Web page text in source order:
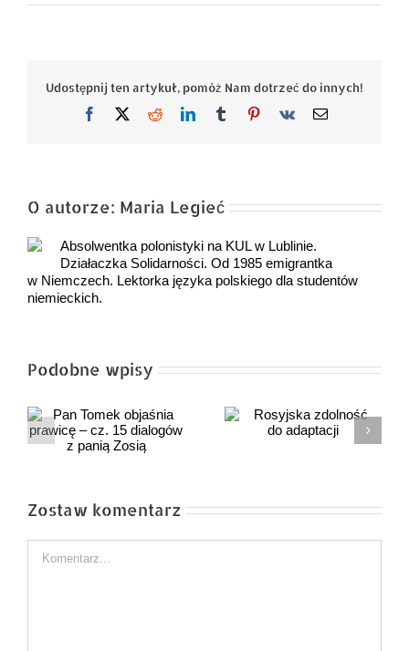
Udostępnij ten artykuł, pomóż Nam dotrzeć do innych!
Facebook
X RedditLinkedInTumblrPinterest
Vk Email
O autorze: Maria Legieć
Absolwentka polonistyki na KUL w Lublinie.
Działaczka Solidarności. Od 1985 emigrantka
w Niemczech. Lektorka języka polskiego dla studentów
niemieckich.
Podobne wpisy
Rosyjska zdolność
do adaptacji
Wojna,
Zostaw komentarz